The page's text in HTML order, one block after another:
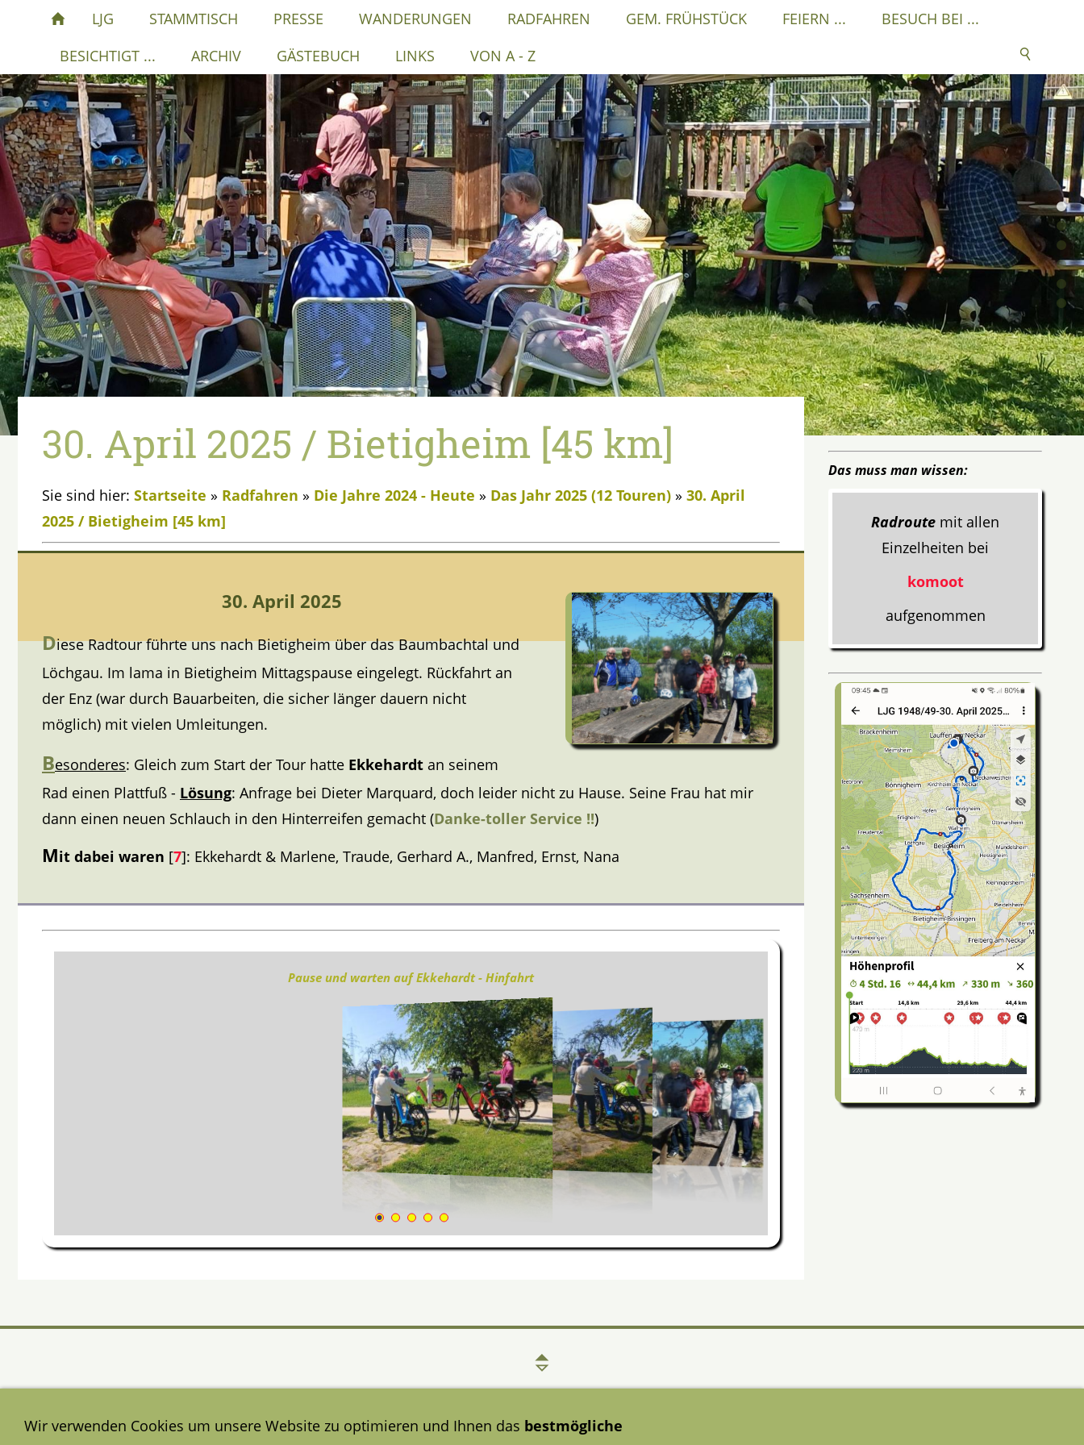
LJG STAMMTISCH PRESSE WANDERUNGEN RADFAHREN GEM. FRÜHSTÜCK FEIERN ...
BESUCH BEI ...
BESICHTIGT ...
ARCHIV GÄSTEBUCH LINKS VON A - Z
30. April 2025 / Bietigheim [45 km]
Sie sind hier: Startseite » Radfahren » Die Jahre 2024 - Heute » Das Jahr 2025 (12 Touren) » 30. April
2025 / Bietigheim [45 km]
30. April 2025
Diese Radtour führte uns nach Bietigheim über das Baumbachtal und
Löchgau. Im lama in Bietigheim Mittagspause eingelegt. Rückfahrt an
der Enz (war durch Bauarbeiten, die sicher länger dauern nicht
möglich) mit vielen Umleitungen.
Besonderes: Gleich zum Start der Tour hatte Ekkehardt an seinem
Rad einen Plattfuß - Lösung: Anfrage bei Dieter Marquard, doch leider nicht zu Hause. Seine Frau hat mir
dann einen neuen Schlauch in den Hinterreifen gemacht (Danke-toller Service !!)
Mit dabei waren [7]: Ekkehardt & Marlene, Traude, Gerhard A., Manfred, Ernst, Nana
Pause und warten auf Ekkehardt - Hinfahrt
Das muss man wissen:
Radroute mit allen
Einzelheiten bei
komoot
aufgenommen
Wir verwenden Cookies um unsere Website zu optimieren und Ihnen das bestmögliche